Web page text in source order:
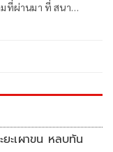
มที่ผ่านมา ที่ สนาม
ยะเผาขน หลบทัน